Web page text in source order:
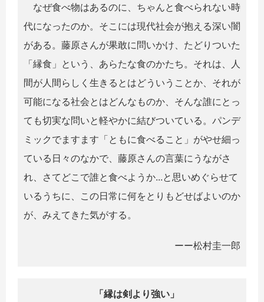
なぜ食べ物はあるのに、ちゃんと食べられない時
代になったのか。そこには現代社会が抱える深い闇
がある。藤原さんが果敢に問いかけ、たどりついた
「縁食」という、あらたな食のかたち。それは、人
間が人間らしく生きるとはどういうことか、それが
可能になる社会とはどんなものか、そんな誰にとっ
ても切実な問いと軽やかに結びついている。パンデ
ミックでますます「ともに食べること」がやせ細っ
ている日々のなかで、藤原さんの言葉にうながさ
れ、さてどこで誰と食べようか...と思いめぐらせて
いるうちに、この日常に何をとりもどせばよいのか
が、みえてきた気がする。
ーー松村圭一郎
「縁は剣より強い」